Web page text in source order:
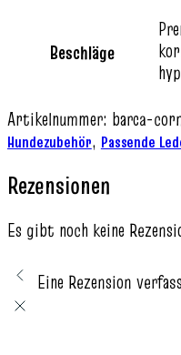
Beschläge
Artikelnummer: barca-
Hundezubehör, Passende
Rezensionen
Es gibt noch keine
Eine Rezension